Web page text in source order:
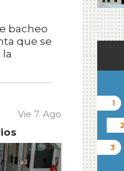
bacheo
que se
Vie 7. Ago